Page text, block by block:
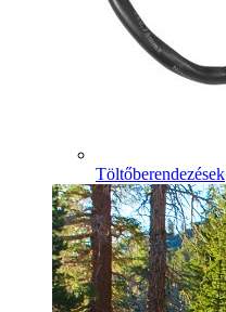
Töltőberendezések